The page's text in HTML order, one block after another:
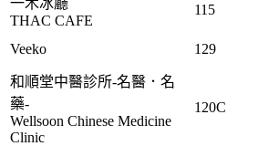
一木冰廳
THAC CAFE
115
Veeko
129
和順堂中醫診所-名醫．名
藥-
Wellsoon Chinese Medicine
Clinic
120C